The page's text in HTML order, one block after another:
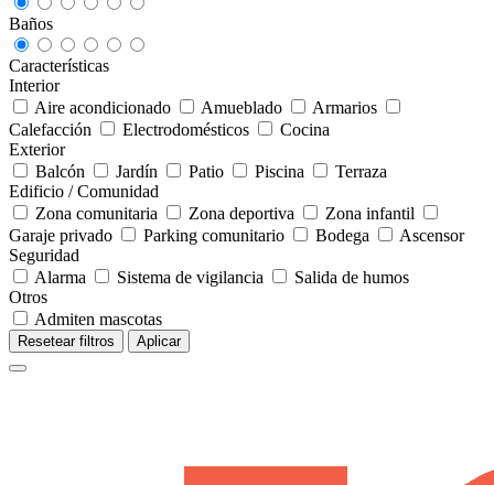
Baños
Características
Interior
Aire acondicionado
Amueblado
Armarios
Calefacción
Electrodomésticos
Cocina
Exterior
Balcón
Jardín Patio Piscina
Terraza
Edificio / Comunidad
Zona comunitaria
Zona deportiva
Zona infantil
Garaje privado
Parking comunitario Bodega
Ascensor
Seguridad
Alarma
Sistema de vigilancia
Salida de humos
Otros
Admiten mascotas
Resetear filtros Aplicar